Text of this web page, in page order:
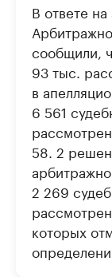
В ответе
сообщили,
93 тыс.
в
6 561
58. 2
2 269
которых